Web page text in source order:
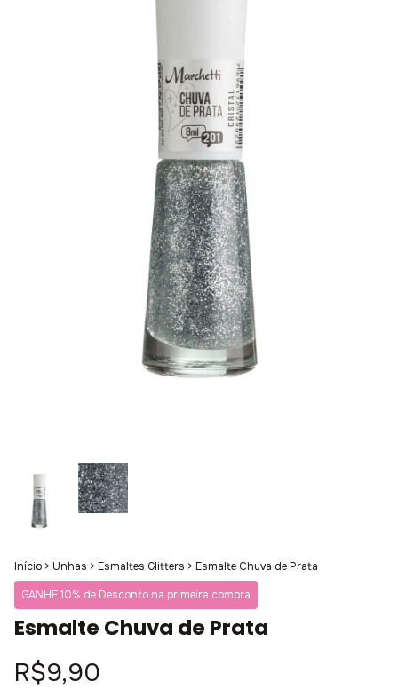
Início > Unhas > Esmaltes Glitters > Esmalte Chuva de Prata
GANHE 10% de Desconto na primeira compra
Esmalte Chuva de Prata
R$9,90